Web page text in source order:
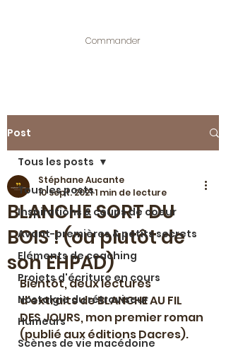
Commander
Post
Tous les posts
Inspirations & coups de coeur
Avant-premières & petits secrets
Eléments de coaching
Projets d'écriture en cours
Nostalgie du rétroviseur
Humeurs
Scènes de vie macédoine
Tous les posts
BLANCHE SORT DU
BOIS ! (ou plutôt de
son EHPAD)
Stéphane Aucante
10 sept. 20211 min de lecture
Bientôt, deux lectures
d'extraits de BLANCHE AU FIL
DES JOURS, mon premier roman
(publié aux éditions Dacres).